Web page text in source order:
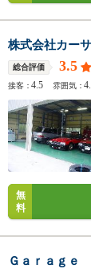
株式会社カー
総合評価 3.5
接客：4.5 雰囲気：
無
料
Ｇａｒａｇｅ